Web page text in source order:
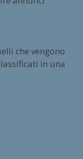
che vengono
in una